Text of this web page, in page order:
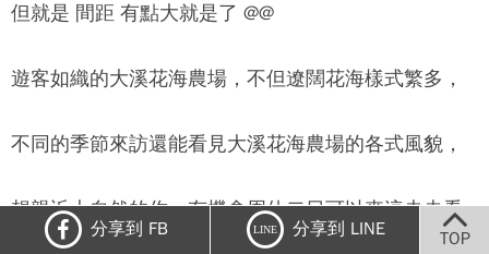
但就是 間距 有點大就是了 @@
遊客如織的大溪花海農場，不但遼闊花海樣式繁多，
不同的季節來訪還能看見大溪花海農場的各式風貌，
想親近大自然的你，有機會周休二日可以來這走走看
看，
分享到 FB LINE 分享到 LINE TOP